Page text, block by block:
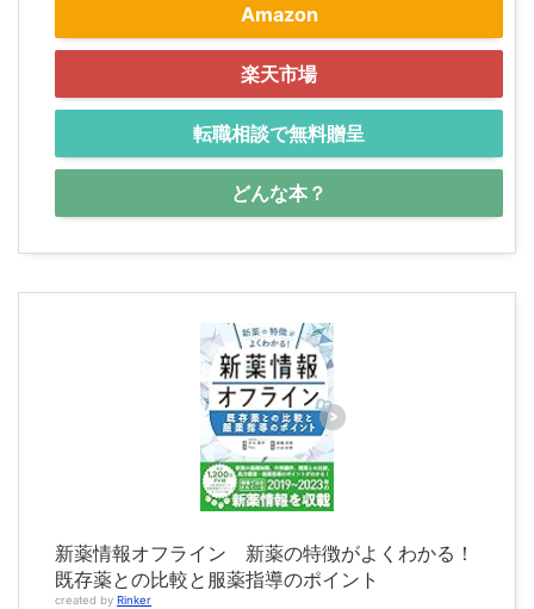
Amazon
楽天市場
転職相談で無料贈呈
どんな本？
新薬情報オフライン 新薬の特徴がよくわかる！
既存薬との比較と服薬指導のポイント
created by Rinker